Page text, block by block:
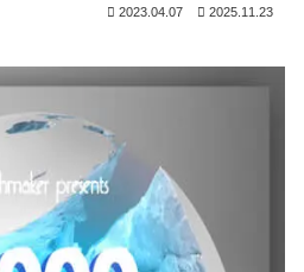
2023.04.07 2025.11.23